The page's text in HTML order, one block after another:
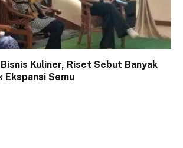
Kuliner, Riset Sebut Banyak
Ekspansi Semu